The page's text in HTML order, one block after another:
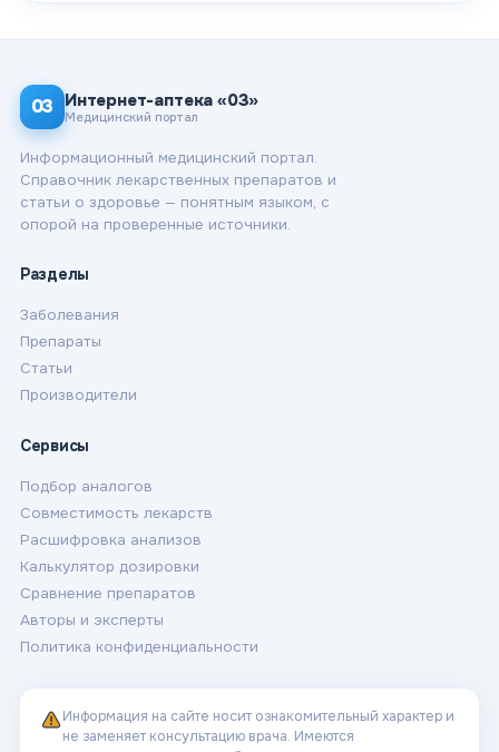
03 Интернет-аптека «03»
Медицинский портал
Информационный медицинский портал.
Справочник лекарственных препаратов и
статьи о здоровье — понятным языком, с
опорой на проверенные источники.
Разделы
Заболевания
Препараты
Статьи
Производители
Сервисы
Подбор аналогов
Совместимость лекарств
Расшифровка анализов
Калькулятор дозировки
Сравнение препаратов
Авторы и эксперты
Политика конфиденциальности
Информация на сайте носит ознакомительный характер и
не заменяет консультацию врача. Имеются